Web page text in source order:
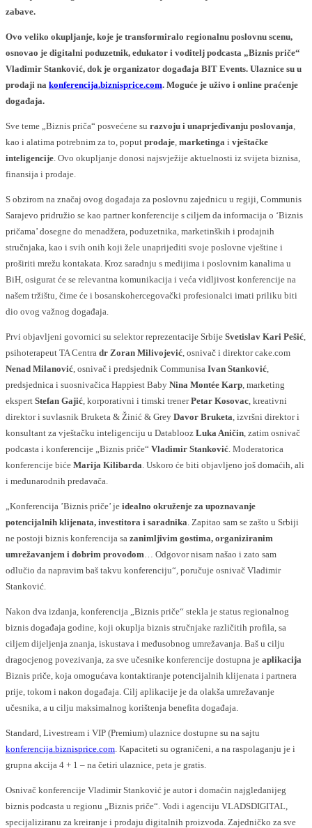
zabave.
Ovo veliko okupljanje, koje je transformiralo regionalnu poslovnu scenu,
osnovao je digitalni poduzetnik, edukator i voditelj podcasta „Biznis priče“
Vladimir Stanković, dok je organizator događaja BIT Events. Ulaznice su u
prodaji na konferencija.biznisprice.com. Moguće je uživo i online praćenje
događaja.
Sve teme „Biznis priča“ posvećene su razvoju i unaprjeđivanju poslovanja,
kao i alatima potrebnim za to, poput prodaje, marketinga i vještačke
inteligencije. Ovo okupljanje donosi najsvježije aktuelnosti iz svijeta biznisa,
finansija i prodaje.
S obzirom na značaj ovog događaja za poslovnu zajednicu u regiji, Communis
Sarajevo pridružio se kao partner konferencije s ciljem da informacija o ‘Biznis
pričama’ dosegne do menadžera, poduzetnika, marketinških i prodajnih
stručnjaka, kao i svih onih koji žele unaprijediti svoje poslovne vještine i
proširiti mrežu kontakata. Kroz saradnju s medijima i poslovnim kanalima u
BiH, osigurat će se relevantna komunikacija i veća vidljivost konferencije na
našem tržištu, čime će i bosanskohercegovački profesionalci imati priliku biti
dio ovog važnog događaja.
Prvi objavljeni govornici su selektor reprezentacije Srbije Svetislav Kari Pešić,
psihoterapeut TA Centra dr Zoran Milivojević, osnivač i direktor cake.com
Nenad Milanović, osnivač i predsjednik Communisa Ivan Stanković,
predsjednica i suosnivačica Happiest Baby Nina Montée Karp, marketing
ekspert Stefan Gajić, korporativni i timski trenerPetar Kosovac, kreativni
direktor i suvlasnik Bruketa & Žinić & Grey Davor Bruketa, izvršni direktor i
konsultant za vještačku inteligenciju u Datablooz Luka Aničin, zatim osnivač
podcasta i konferencije „Biznis priče“ Vladimir Stanković. Moderatorica
konferencije biće Marija Kilibarda. Uskoro će biti objavljeno još domaćih, ali
i međunarodnih predavača.
„Konferencija ’Biznis priče’ je idealno okruženje za upoznavanje
potencijalnih klijenata, investitora i saradnika. Zapitao sam se zašto u Srbiji
ne postoji biznis konferencija sa zanimljivim gostima, organiziranim
umrežavanjem i dobrim provodom… Odgovor nisam našao i zato sam
odlučio da napravim baš takvu konferenciju“, poručuje osnivač Vladimir
Stanković.
Nakon dva izdanja, konferencija „Biznis priče“ stekla je status regionalnog
biznis događaja godine, koji okuplja biznis stručnjake različitih profila, sa
ciljem dijeljenja znanja, iskustava i međusobnog umrežavanja. Baš u cilju
dragocjenog povezivanja, za sve učesnike konferencije dostupna je aplikacija
Biznis priče, koja omogućava kontaktiranje potencijalnih klijenata i partnera
prije, tokom i nakon događaja. Cilj aplikacije je da olakša umrežavanje
učesnika, a u cilju maksimalnog korištenja benefita događaja.
Standard, Livestream i VIP (Premium) ulaznice dostupne su na sajtu
konferencija.biznisprice.com. Kapaciteti su ograničeni, a na raspolaganju je i
grupna akcija 4 + 1 – na četiri ulaznice, peta je gratis.
Osnivač konferencije Vladimir Stanković je autor i domaćin najgledanijeg
biznis podcasta u regionu „Biznis priče“. Vodi i agenciju VLADSDIGITAL,
specijaliziranu za kreiranje i prodaju digitalnih proizvoda. Zajedničko za sve